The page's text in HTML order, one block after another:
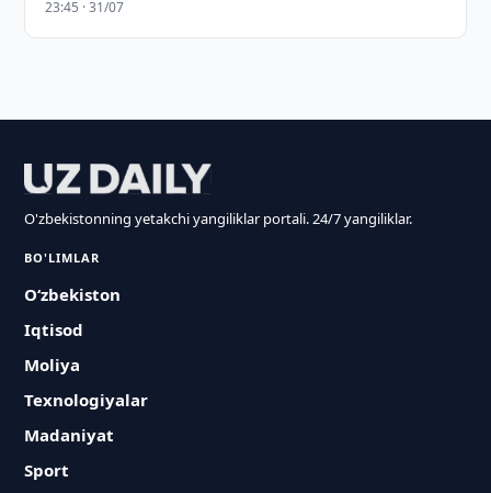
23:45 · 31/07
O'zbekistonning yetakchi yangiliklar portali. 24/7 yangiliklar.
BO'LIMLAR
O‘zbekiston
Iqtisod
Moliya
Texnologiyalar
Madaniyat
Sport